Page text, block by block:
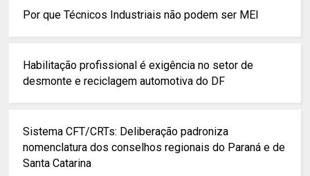
Por que Técnicos Industriais não podem ser MEI
Habilitação profissional é exigência no setor de
desmonte e reciclagem automotiva do DF
Sistema CFT/CRTs: Deliberação padroniza
nomenclatura dos conselhos regionais do Paraná e de
Santa Catarina